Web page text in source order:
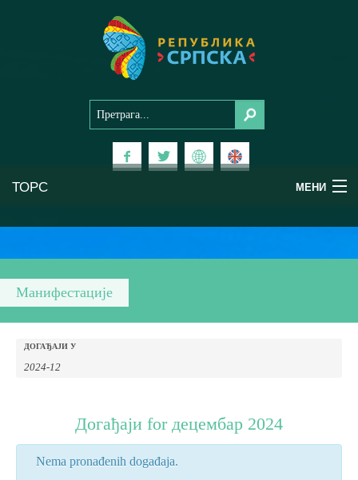
ТОРС МЕНИ
Планински туризам
Бањски туризам
Авантура
Манифестације
ДОГАЂАЈИ У
Догађаји for децембар 2024
Nema pronađenih događaja.